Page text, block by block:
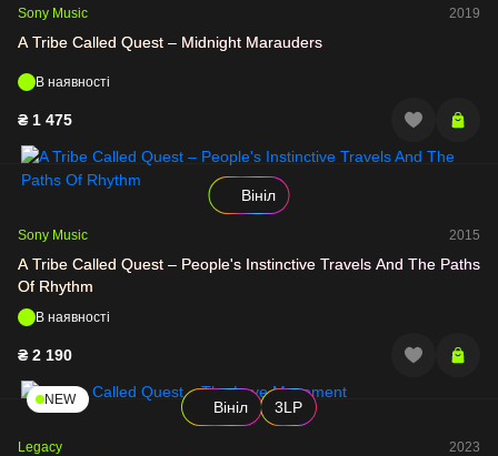
Sony Music 2019
A Tribe Called Quest – Midnight Marauders
В наявності
₴ 1 475
Вініл
Sony Music 2015
A Tribe Called Quest – People's Instinctive Travels And The Paths
Of Rhythm
В наявності
₴ 2 190
NEW Вініл 3LP
Legacy 2023